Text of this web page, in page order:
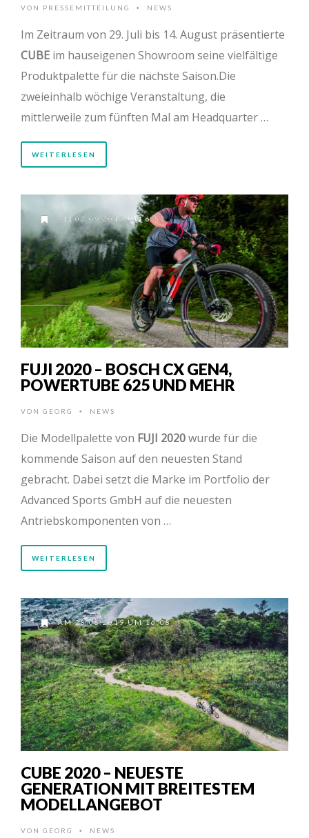
VON PRESSEMITTEILUNG • NEWS
Im Zeitraum von 29. Juli bis 14. August präsentierte
CUBE im hauseigenen Showroom seine vielfältige
Produktpalette für die nächste Saison.Die
zweieinhalb wöchige Veranstaltung, die
mittlerweile zum fünften Mal am Headquarter …
WEITERLESEN
AM 02.09.2019 UM 6:53
FUJI 2020 – BOSCH CX GEN4,
POWERTUBE 625 UND MEHR
VON GEORG • NEWS
Die Modellpalette von FUJI 2020wurde für die
kommende Saison auf den neuesten Stand
gebracht. Dabei setzt die Marke im Portfolio der
Advanced Sports GmbH auf die neuesten
Antriebskomponenten von …
WEITERLESEN
AM 28.08.2019 UM 16:08
CUBE 2020 – NEUESTE
GENERATION MIT BREITESTEM
MODELLANGEBOT
VON GEORG • NEWS